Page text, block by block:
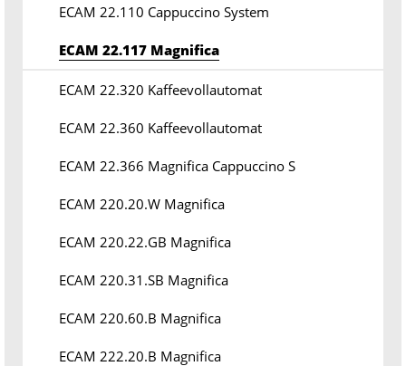
ECAM 22.110 Cappuccino System
ECAM 22.117 Magnifica
ECAM 22.320 Kaffeevollautomat
ECAM 22.360 Kaffeevollautomat
ECAM 22.366 Magnifica Cappuccino S
ECAM 220.20.W Magnifica
ECAM 220.22.GB Magnifica
ECAM 220.31.SB Magnifica
ECAM 220.60.B Magnifica
ECAM 222.20.B Magnifica